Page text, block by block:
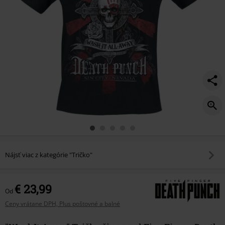
Nájsť viac z kategórie "Tričko"
Od € 23,99
Ceny vrátane DPH, Plus poštovné a balné